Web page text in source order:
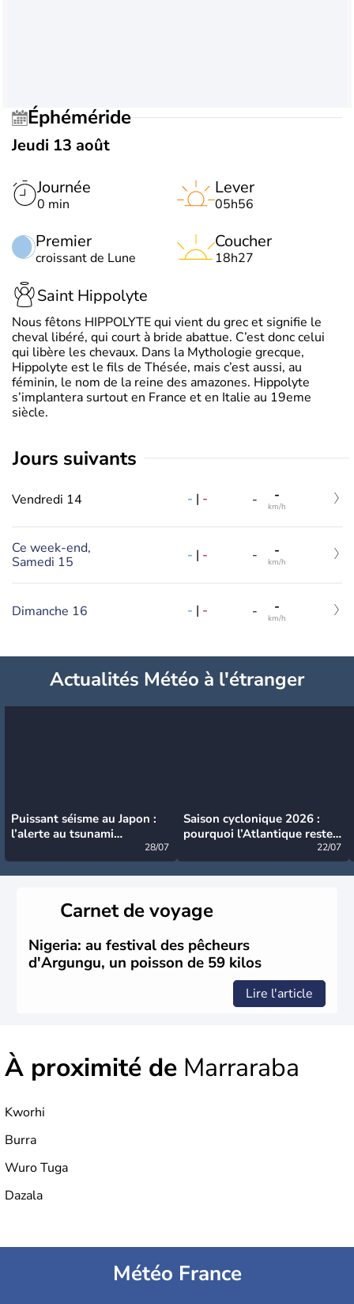
Éphéméride
Jeudi 13 août
Journée
0 min
Premier
croissant de Lune
Lever
05h56
Coucher
18h27
Saint Hippolyte
Nous fêtons HIPPOLYTE qui vient du grec et signifie le
cheval libéré, qui court à bride abattue. C’est donc celui
qui libère les chevaux. Dans la Mythologie grecque,
Hippolyte est le fils de Thésée, mais c’est aussi, au
féminin, le nom de la reine des amazones. Hippolyte
s’implantera surtout en France et en Italie au 19eme
siècle.
jours suivants
Vendredi 14 - | - - -
km/h
Ce week-end,
Samedi 15
- | - - -
km/h
Dimanche 16 - | - - -
km/h
Actualités Météo à l'étranger
Puissant séisme au Japon :
l’alerte au tsunami
28/07
Saison cyclonique 2026 :
pourquoi l’Atlantique reste
22/07
Carnet de voyage
Nigeria: au festival des pêcheurs
d'Argungu, un poisson de 59 kilos
Lire l'article
À proximité de Marraraba
Kworhi
Burra
Wuro Tuga
Dazala
Météo France